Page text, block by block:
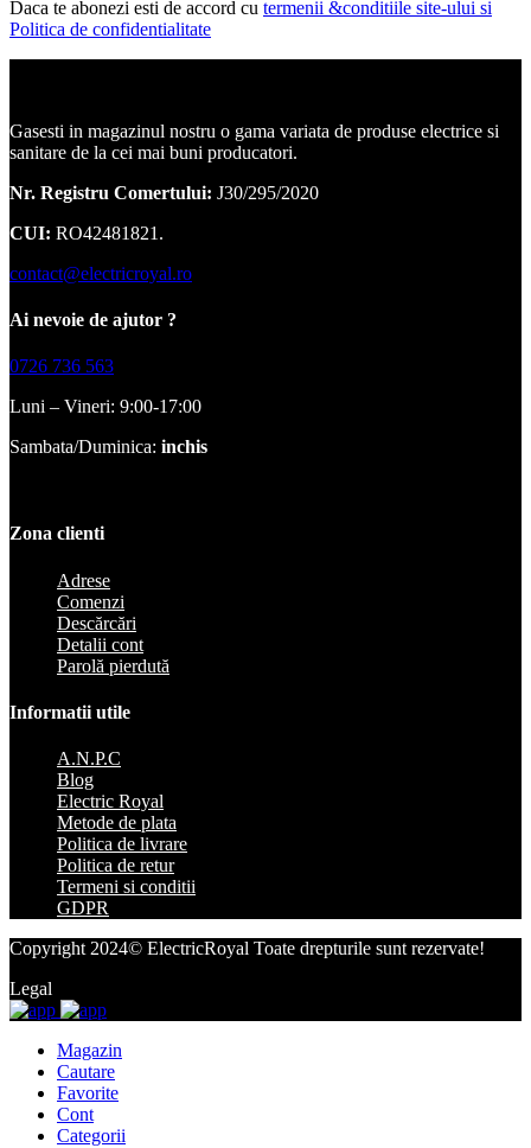
Daca te abonezi esti de accord cu termenii &conditiile site-ului si
Politica de confidentialitate
Gasesti in magazinul nostru o gama variata de produse electrice si
sanitare de la cei mai buni producatori.
Nr. Registru Comertului: J30/295/2020
CUI: RO42481821.
contact@electricroyal.ro
Ai nevoie de ajutor ?
0726 736 563
Luni – Vineri: 9:00-17:00
Sambata/Duminica: inchis
Zona clienti
Adrese
Comenzi
Descărcări
Detalii cont
Parolă pierdută
Informatii utile
A.N.P.C
Blog
Electric Royal
Metode de plata
Politica de livrare
Politica de retur
Termeni si conditii
GDPR
Copyright 2024© ElectricRoyal Toate drepturile sunt rezervate!
Legal
Magazin
Cautare
Favorite
Cont
Categorii